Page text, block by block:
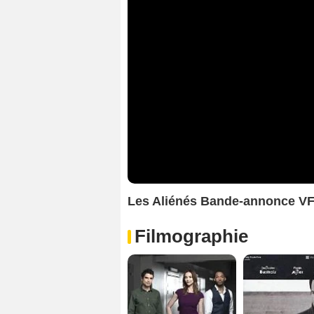
Les Aliénés Bande-annonce VF
Filmographie